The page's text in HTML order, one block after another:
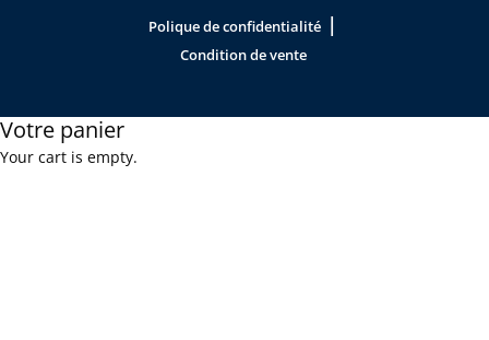
Polique de confidentialité |
Condition de vente
Votre panier
Your cart is empty.